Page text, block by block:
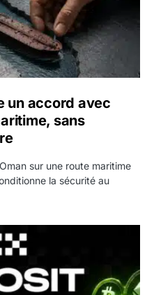
un accord avec
sans
sur une route maritime
la sécurité au
Deposit Bonus : jusqu’à 5